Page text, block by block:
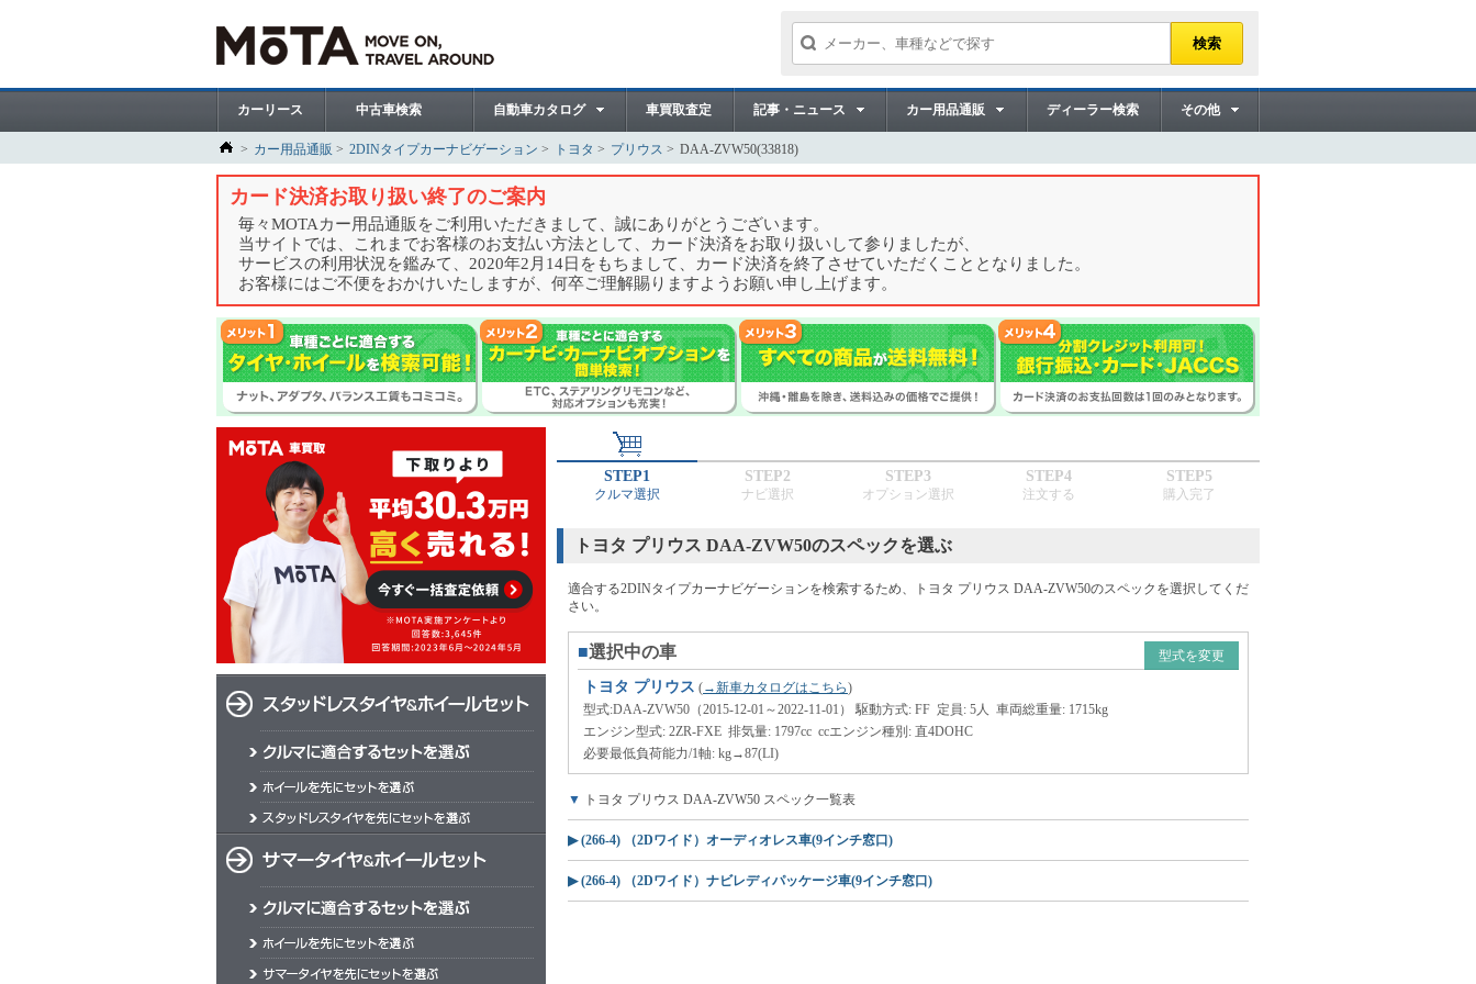
カーリース 中古車検索 自動車カタログ 車買取査定 記事・ニュース カー用品通販 ディーラー検索 その他
カー用品通販 2DINタイプカーナビゲーション トヨタ プリウス DAA-ZVW50(33818)
カード決済お取り扱い終了のご案内
毎々MOTAカー用品通販をご利用いただきまして、誠にありがとうございます。
当サイトでは、これまでお客様のお支払い方法として、カード決済をお取り扱いして参りましたが、
サービスの利用状況を鑑みて、2020年2月14日をもちまして、カード決済を終了させていただくこととなりました。
お客様にはご不便をおかけいたしますが、何卒ご理解賜りますようお願い申し上げます。
STEP1
クルマ選択
STEP2
ナビ選択
STEP3
オプション選択
STEP4
注文する
STEP5
購入完了
トヨタ プリウス DAA-ZVW50のスペックを選ぶ
適合する2DINタイプカーナビゲーションを検索するため、トヨタ プリウス DAA-ZVW50のスペックを選択してくだ
さい。
■選択中の車
トヨタ プリウス (→新車カタログはこちら)
型式:DAA-ZVW50（2015-12-01～2022-11-01）
型式を変更
駆動方式: FF 定員: 5人 車両総重量: 1715kg
エンジン型式: 2ZR-FXE 排気量: 1797cc ccエンジン種別: 直4DOHC
必要最低負荷能力/1軸: kg→87(LI)
▼ トヨタ プリウス DAA-ZVW50 スペック一覧表
▶ (266-4) （2Dワイド）オーディオレス車(9インチ窓口)
▶ (266-4) （2Dワイド）ナビレディパッケージ車(9インチ窓口)